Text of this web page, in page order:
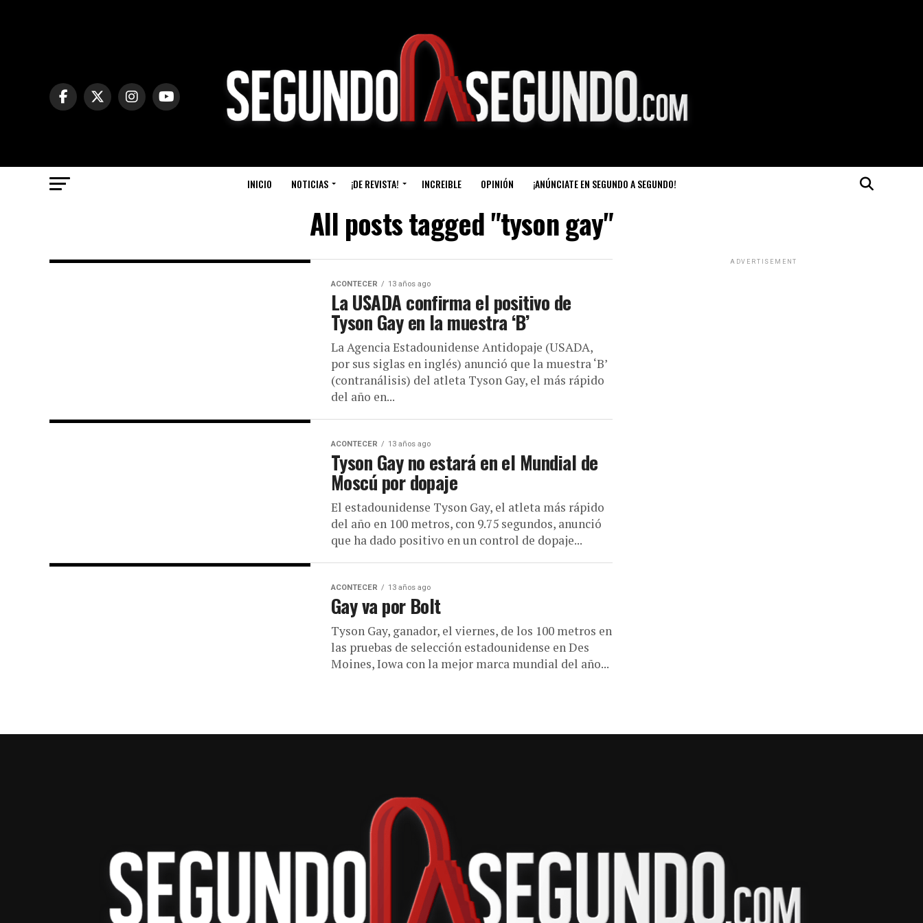
INICIO NOTICIAS ¡DE REVISTA! INCREIBLE OPINIÓN ¡ANÚNCIATE EN SEGUNDO A SEGUNDO!
All posts tagged "tyson gay"
ACONTECER 13 años ago
La USADA confirma el positivo de
Tyson Gay en la muestra ‘B’
La Agencia Estadounidense Antidopaje (USADA,
por sus siglas en inglés) anunció que la muestra ‘B’
(contranálisis) del atleta Tyson Gay, el más rápido
del año en...
ACONTECER 13 años ago
Tyson Gay no estará en el Mundial de
Moscú por dopaje
El estadounidense Tyson Gay, el atleta más rápido
del año en 100 metros, con 9.75 segundos, anunció
que ha dado positivo en un control de dopaje...
ACONTECER 13 años ago
Gay va por Bolt
Tyson Gay, ganador, el viernes, de los 100 metros en
las pruebas de selección estadounidense en Des
Moines, Iowa con la mejor marca mundial del año...
ADVERTISEMENT